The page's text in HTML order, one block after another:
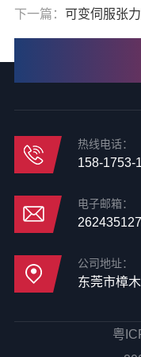
下一篇： 可变伺服张
热线电话：
158-1753-
电子邮箱：
公司地址：
东莞市樟
粤